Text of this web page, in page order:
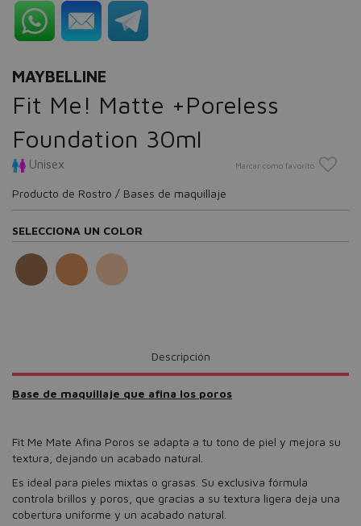
MAYBELLINE
Fit Me! Matte +Poreless
Foundation 30ml
Unisex Marcar como favorito
Producto de Rostro / Bases de maquillaje
SELECCIONA UN COLOR
Descripción
Base de maquillaje que afina los poros
Fit Me Mate Afina Poros se adapta a tu tono de piel y mejora su
textura, dejando un acabado natural.
Es ideal para pieles mixtas o grasas. Su exclusiva fórmula
controla brillos y poros, que gracias a su textura ligera deja una
cobertura uniforme y un acabado natural.